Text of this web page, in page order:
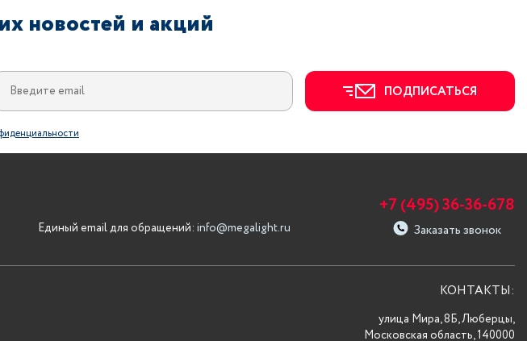
новостей и акций
ПОДПИСАТЬСЯ
Единый email для обращений: info@megalight.ru
+7 (495) 36-36-678
Заказать звонок
КОНТАКТЫ:
улица Мира, 8Б, Люберцы,
Московская область, 140000